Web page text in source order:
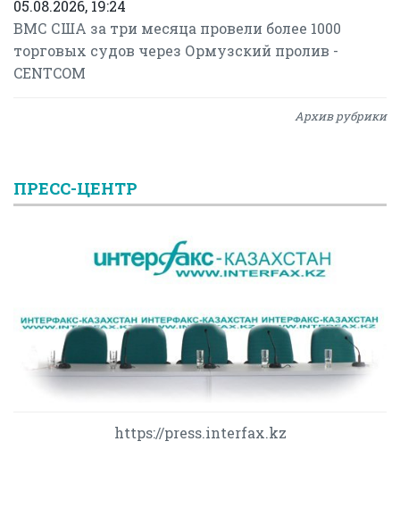
05.08.2026, 19:24
ВМС США за три месяца провели более 1000
торговых судов через Ормузский пролив -
CENTCOM
Архив рубрики
ПРЕСС-ЦЕНТР
https://press.interfax.kz